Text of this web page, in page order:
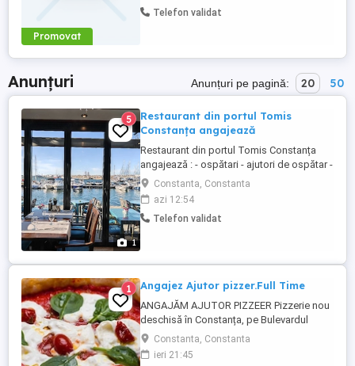
Promovat
Telefon validat
Anunțuri Anunțuri pe pagină: 20 50
1
5
Restaurant din portul Tomis
Constanța angajează
Restaurant din portul Tomis Constanța
angajează : - ospătari - ajutori de ospătar -
ajutori bucătărie Deținem o locație și în
Mamaia. Se cere experiență, nu oferim
cazare.
Constanta, Constanta
azi 12:54
Telefon validat
1 Angajez Ajutor pizzer.Full Time
ANGAJĂM AJUTOR PIZZEER Pizzerie nou
deschisă în Constanța, pe Bulevardul
Mamaia, își formează echipa! Căutăm
persoane serioase și responsabile pentru
postul de ajutor Pizzer (femeie sau
Constanta, Constanta
ieri 21:45